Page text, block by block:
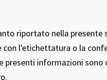
riportato nella presente
con l'etichettatura o la
informazioni sono